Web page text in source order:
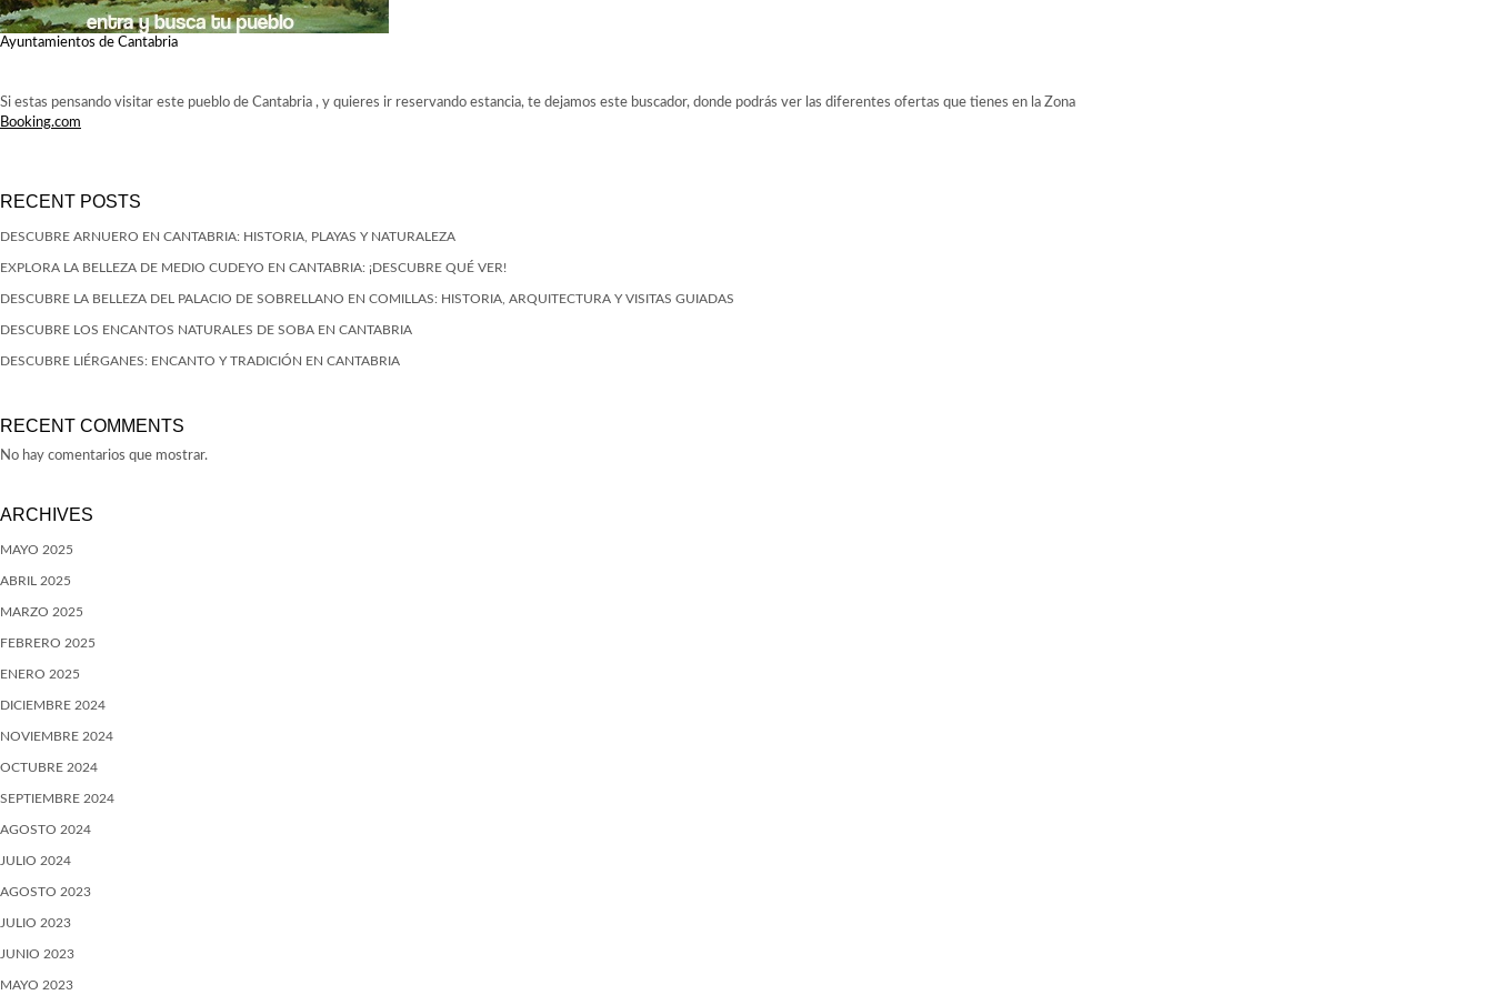
Ayuntamientos de Cantabria
Si estas pensando visitar este pueblo de Cantabria , y quieres ir reservando estancia, te dejamos este buscador, donde podrás ver las diferentes ofertas que tienes en la Zona
Booking.com
RECENT POSTS
DESCUBRE ARNUERO EN CANTABRIA: HISTORIA, PLAYAS Y NATURALEZA
EXPLORA LA BELLEZA DE MEDIO CUDEYO EN CANTABRIA: ¡DESCUBRE QUÉ VER!
DESCUBRE LA BELLEZA DEL PALACIO DE SOBRELLANO EN COMILLAS: HISTORIA, ARQUITECTURA Y VISITAS GUIADAS
DESCUBRE LOS ENCANTOS NATURALES DE SOBA EN CANTABRIA
DESCUBRE LIÉRGANES: ENCANTO Y TRADICIÓN EN CANTABRIA
RECENT COMMENTS
No hay comentarios que mostrar.
ARCHIVES
MAYO 2025
ABRIL 2025
MARZO 2025
FEBRERO 2025
ENERO 2025
DICIEMBRE 2024
NOVIEMBRE 2024
OCTUBRE 2024
SEPTIEMBRE 2024
AGOSTO 2024
JULIO 2024
AGOSTO 2023
JULIO 2023
JUNIO 2023
MAYO 2023